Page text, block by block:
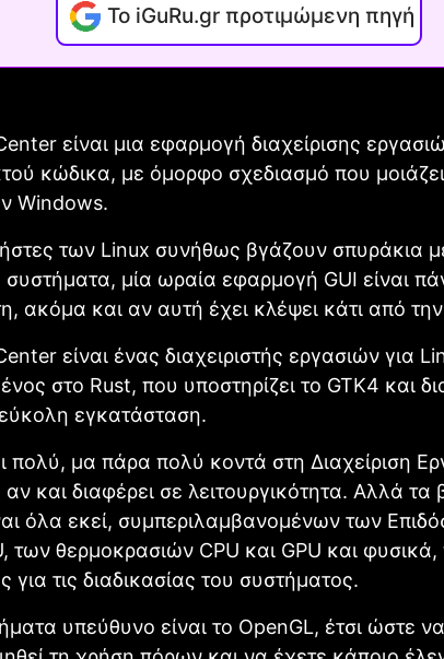
Το iGuRu.gr προτιμώμενη πηγή
είναι μια εφαρμογή διαχείρισης
κώδικα, με όμορφο σχεδιασμό που
Windows.
των Linux συνήθως βγάζουν σπυράκια
συστήματα, μία ωραία εφαρμογή GUI είναι
ακόμα και αν αυτή έχει κλέψει κάτι από
είναι ένας διαχειριστής εργασιών για
στο Rust, που υποστηρίζει το GTK4 και
εγκατάσταση.
πολύ, μα πάρα πολύ κοντά στη Διαχείριση
και διαφέρει σε λειτουργικότητα. Αλλά τα
όλα εκεί, συμπεριλαμβανομένων των
των θερμοκρασιών CPU και GPU και φυσικά,
για τις διαδικασίας του συστήματος.
υπεύθυνο είναι το OpenGL, έτσι ώστε να